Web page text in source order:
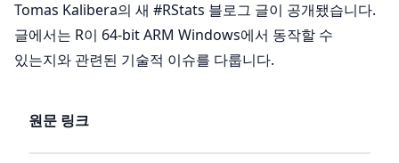
Tomas Kalibera의 새 #RStats 블로그 글이 공개됐습니다.
글에서는 R이 64-bit ARM Windows에서 동작할 수
있는지와 관련된 기술적 이슈를 다룹니다.
원문 링크